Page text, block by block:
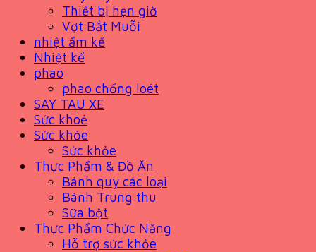
Thiết bị hẹn giờ
Vợt Bắt Muỗi
nhiệt ẩm kế
Nhiệt kế
phao
phao chống loét
SAY TAU XE
Sức khoẻ
Sức khỏe
Sức khỏe
Thực Phẩm & Đồ Ăn
Bánh quy các loại
Bánh Trung thu
Sữa bột
Thực Phẩm Chức Năng
Hỗ trợ sức khỏe